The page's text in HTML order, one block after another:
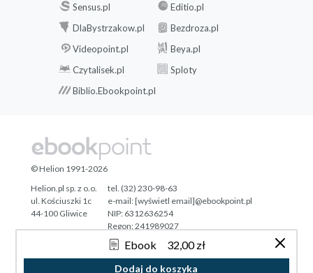
Ebook 32,00 zł
Dodaj do koszyka
Sensus.pl
Editio.pl
DlaBystrzakow.pl
Bezdroza.pl
Videopoint.pl
Beya.pl
Czytalisek.pl
Sploty
Biblio.Ebookpoint.pl
Tonik.pl
© Helion 1991-2026
Helion.pl sp. z o.o.
ul. Kościuszki 1c
44-100 Gliwice
tel. (32) 230-98-63
e-mail:[wyświetl email]@ebookpoint.pl
NIP: 6312636254
Regon: 241989027